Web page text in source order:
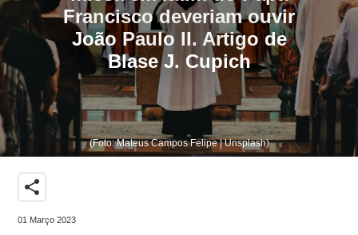
Francisco deveriam ouvir
João Paulo II. Artigo de
Blase J. Cupich
(Foto: Mateus Campos Felipe | Unsplash)
share
01 Março 2023